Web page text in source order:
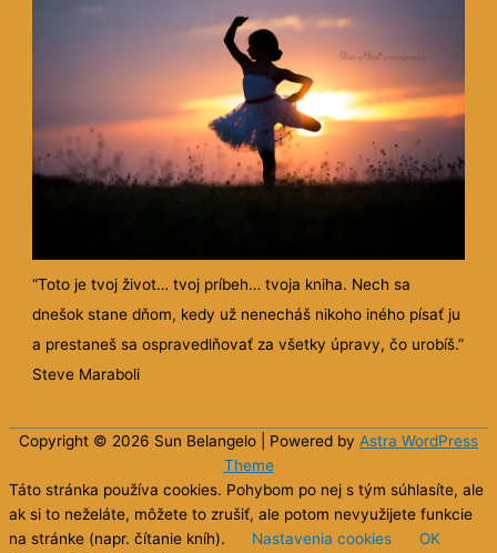
“Toto je tvoj život… tvoj príbeh… tvoja kniha. Nech sa
dnešok stane dňom, kedy už nenecháš nikoho iného písať ju
a prestaneš sa ospravedlňovať za všetky úpravy, čo urobíš.”
Steve Maraboli
Copyright © 2026 Sun Belangelo | Powered by Astra WordPress
Theme
Táto stránka používa cookies. Pohybom po nej s tým súhlasíte, ale
ak si to neželáte, môžete to zrušiť, ale potom nevyužijete funkcie
na stránke (napr. čítanie kníh).
Nastavenia cookies
OK